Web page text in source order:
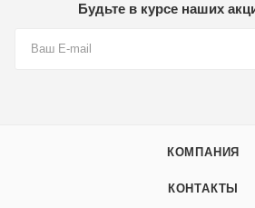
Будьте в курсе наших
КОМПАНИЯ
КОНТАКТЫ